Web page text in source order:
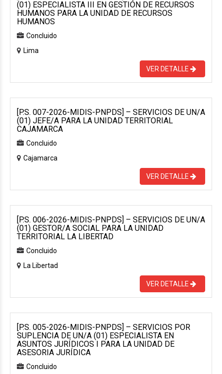
(01) ESPECIALISTA III EN GESTIÓN DE RECURSOS
HUMANOS PARA LA UNIDAD DE RECURSOS
HUMANOS
Concluido
Lima
VER DETALLE
[P.S. 007-2026-MIDIS-PNPDS] – SERVICIOS DE UN/A
(01) JEFE/A PARA LA UNIDAD TERRITORIAL
CAJAMARCA
Concluido
Cajamarca
VER DETALLE
[P.S. 006-2026-MIDIS-PNPDS] – SERVICIOS DE UN/A
(01) GESTOR/A SOCIAL PARA LA UNIDAD
TERRITORIAL LA LIBERTAD
Concluido
La Libertad
VER DETALLE
[P.S. 005-2026-MIDIS-PNPDS] – SERVICIOS POR
SUPLENCIA DE UN/A (01) ESPECIALISTA EN
ASUNTOS JURÍDICOS I PARA LA UNIDAD DE
ASESORIA JURÍDICA
Concluido